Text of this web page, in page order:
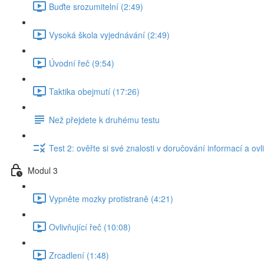
Buďte srozumitelní (2:49)
Vysoká škola vyjednávání (2:49)
Úvodní řeč (9:54)
Taktika obejmutí (17:26)
Než přejdete k druhému testu
Test 2: ověřte si své znalosti v doručování informací a
Modul 3
Vypněte mozky protistraně (4:21)
Ovlivňující řeč (10:08)
Zrcadlení (1:48)